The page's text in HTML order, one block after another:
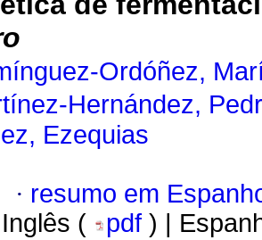
Ordóñez,
Hernández,
Ezequias
· resumo em
Inglês ( pdf ) |